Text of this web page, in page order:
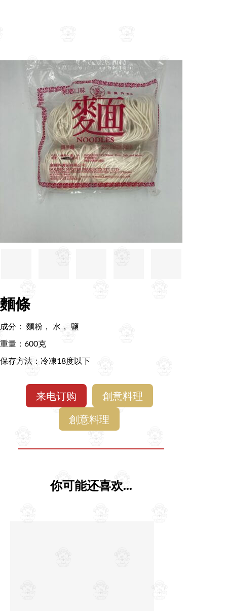
麵條
成分： 麵粉， 水， 鹽
重量：600克
保存方法：冷凍18度以下
来电订购
創意料理
創意料理
你可能还喜欢...